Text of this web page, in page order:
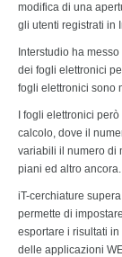
modifica di una
gli utenti registrati in
Interstudio ha
dei fogli elettronici
fogli elettronici sono
I fogli elettronici
calcolo, dove il
variabili il numero di
piani ed altro ancora.
iT-cerchiature
permette di
esportare i risultati
delle applicazioni